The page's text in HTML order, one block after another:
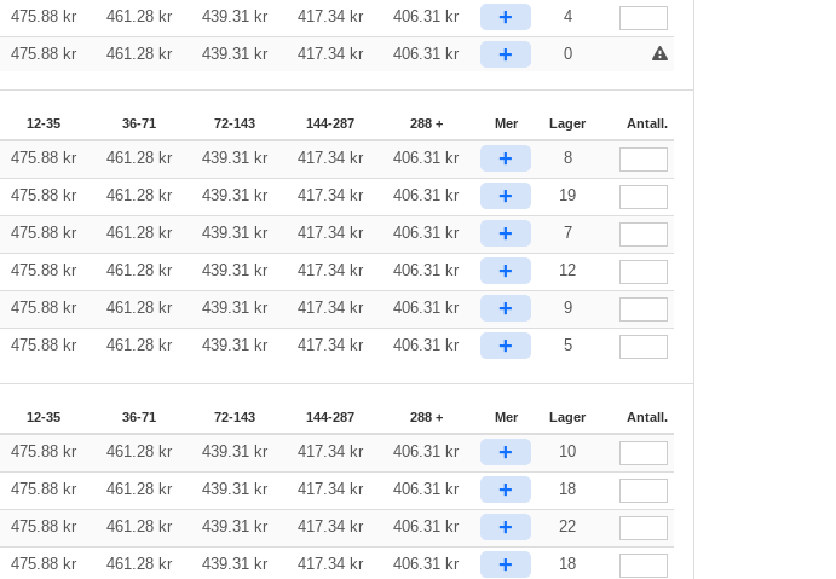
475.88 kr 461.28 kr 439.31 kr 417.34 kr 406.31 kr + 4
475.88 kr 461.28 kr 439.31 kr 417.34 kr 406.31 kr + 0
12-35 36-71 72-143 144-287 288 + Mer Lager Antall.
475.88 kr 461.28 kr 439.31 kr 417.34 kr 406.31 kr + 8
475.88 kr 461.28 kr 439.31 kr 417.34 kr 406.31 kr + 19
475.88 kr 461.28 kr 439.31 kr 417.34 kr 406.31 kr + 7
475.88 kr 461.28 kr 439.31 kr 417.34 kr 406.31 kr + 12
475.88 kr 461.28 kr 439.31 kr 417.34 kr 406.31 kr + 9
475.88 kr 461.28 kr 439.31 kr 417.34 kr 406.31 kr + 5
12-35 36-71 72-143 144-287 288 + Mer Lager Antall.
475.88 kr 461.28 kr 439.31 kr 417.34 kr 406.31 kr + 10
475.88 kr 461.28 kr 439.31 kr 417.34 kr 406.31 kr + 18
475.88 kr 461.28 kr 439.31 kr 417.34 kr 406.31 kr + 22
475.88 kr 461.28 kr 439.31 kr 417.34 kr 406.31 kr + 18